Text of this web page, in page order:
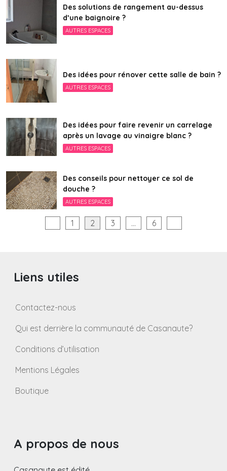
Des solutions de rangement au-dessus
d’une baignoire ?
AUTRES ESPACES
Des idées pour rénover cette salle de bain ?
AUTRES ESPACES
Des idées pour faire revenir un carrelage
après un lavage au vinaigre blanc ?
AUTRES ESPACES
Des conseils pour nettoyer ce sol de
douche ?
AUTRES ESPACES
1 2 3 … 6
Liens utiles
Contactez-nous
Qui est derrière la communauté de Casanaute?
Conditions d’utilisation
Mentions Légales
Boutique
A propos de nous